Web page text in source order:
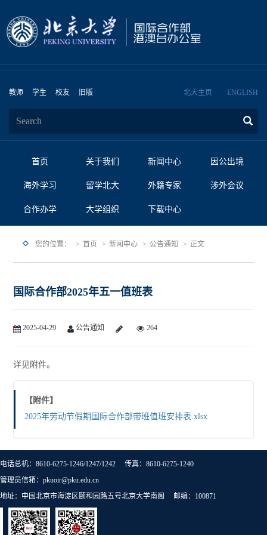
教师 学生 校友 旧版 北大主页 ENGLISH
首页 关于我们 新闻中心 因公出境
海外学习 留学北大 外籍专家 涉外会议
合作办学 大学组织 下载中心
您的位置： 首页 新闻中心 公告通知 正文
国际合作部2025年五一值班表
2025-04-29 公告通知 264
详见附件。
【附件】
2025年劳动节假期国际合作部带班值班安排表.xlsx
电话总机：8610-6275-1246/1247/1242 传真：8610-6275-1240
管理员信箱：pkuoir@pku.edu.cn
地址：中国北京市海淀区颐和园路五号北京大学南阁 邮编：100871